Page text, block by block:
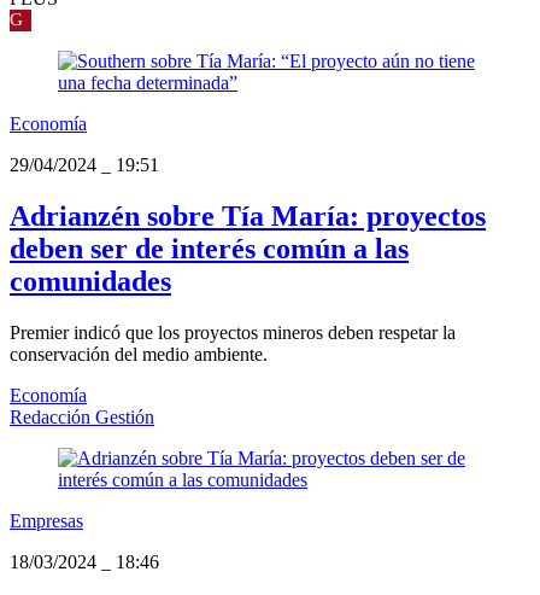
G
Economía
29/04/2024
19:51
Adrianzén sobre Tía María: proyectos
deben ser de interés común a las
comunidades
Premier indicó que los proyectos mineros deben respetar la
conservación del medio ambiente.
Economía
Redacción Gestión
Empresas
18/03/2024
18:46